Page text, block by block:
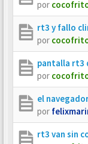
por
rt3 y fallo
por
pantalla rt3
por
el
por
rt3 van sin